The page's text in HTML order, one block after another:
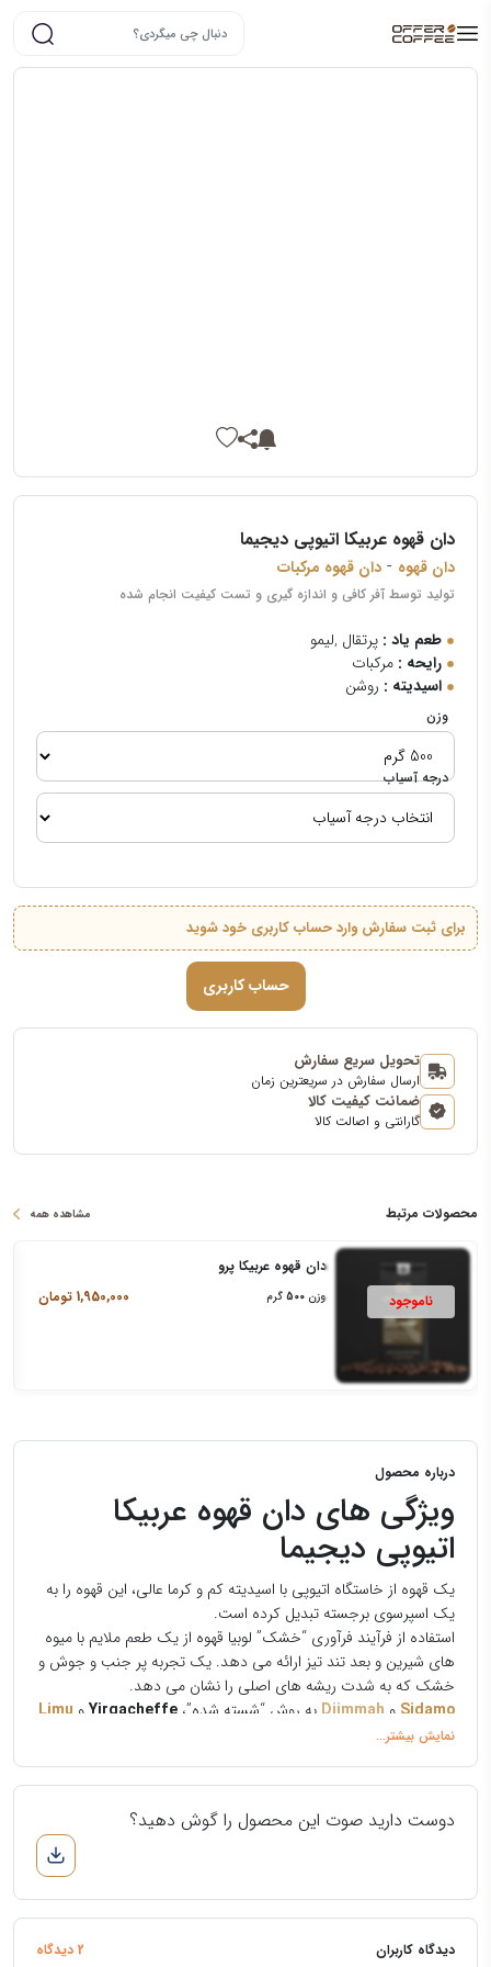
دان قهوه عربیکا اتیوپی دیجیما
دان قهوه - دان قهوه مرکبات
تولید توسط آفر کافی و اندازه گیری و تست کیفیت انجام شده
طعم یاد : پرتقال ,لیمو
رایحه : مرکبات
اسیدیته : روشن
وزن
درجه آسیاب
برای ثبت سفارش وارد حساب کاربری خود شوید
حساب کاربری
تحویل سریع سفارش
ارسال سفارش در سریعترین زمان
ضمانت کیفیت کالا
گارانتی و اصالت کالا
محصولات مرتبط مشاهده همه
دان قهوه عربیکا پرو
وزن 500 گرم 1,950,000 تومان
درباره محصول
ویژگی های دان قهوه عربیکا
اتیوپی دیجیما
یک قهوه از خاستگاه اتیوپی با اسیدیته کم و کرما عالی، این قهوه را به
یک اسپرسوی برجسته تبدیل کرده است.
استفاده از فرآیند فرآوری “خشک” لوبیا قهوه از یک طعم ملایم با میوه
های شیرین و بعد تند تیز ارائه می دهد. یک تجربه پر جنب و جوش و
خشک که به شدت ریشه های اصلی را نشان می دهد.
Sidamo و Djimmah به روش “شسته شده”، Yirgacheffeو Limu
به روش “خشک” بادی سبک تر و طعم کمتر خاکی/وحشی دارد.
4400 تا 6000 فوت از سطح دریا در بزرگترین حوضه آبریز اتیوپی کشت
60,000 تن
قهوه تولید و صادر
می کند.
عربیکا اتیوپی دیجیما قهوه ای منحصر به فرد که تصور می شود از نظر
طعم نزدیک ترین نوع به گیاه وحشی اصلی باشد. این یک آب و هوای
می شوند که از آفتاب ظهر روز سایه می اندازند و رطوبت خاک را حفظ
دوست دارید صوت این محصول را گوش دهید؟
دیدگاه کاربران 2 دیدگاه